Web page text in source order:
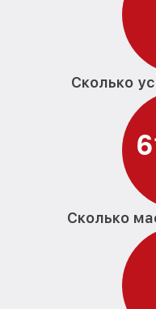
Сколько
6
Сколько